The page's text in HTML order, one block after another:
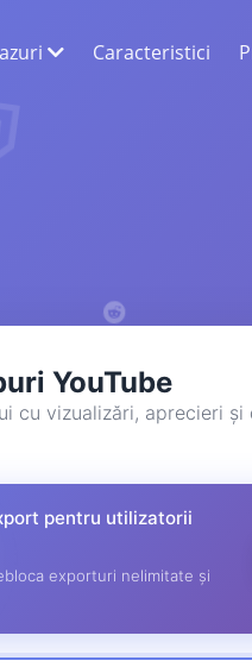
comentariile cu aprecieri sau
Caracteristici
YouTube
cu vizualizări, aprecieri
pentru utilizatorii
exporturi nelimitate și